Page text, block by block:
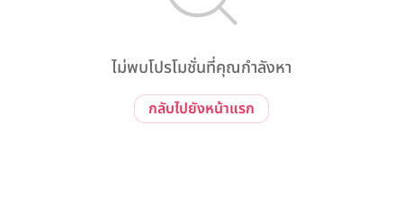
ไม่พบโปรโมชั่นที่คุณกำลังหา
กลับไปยังหน้าแรก